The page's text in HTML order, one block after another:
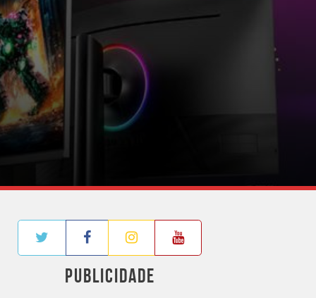
PUBLICIDADE